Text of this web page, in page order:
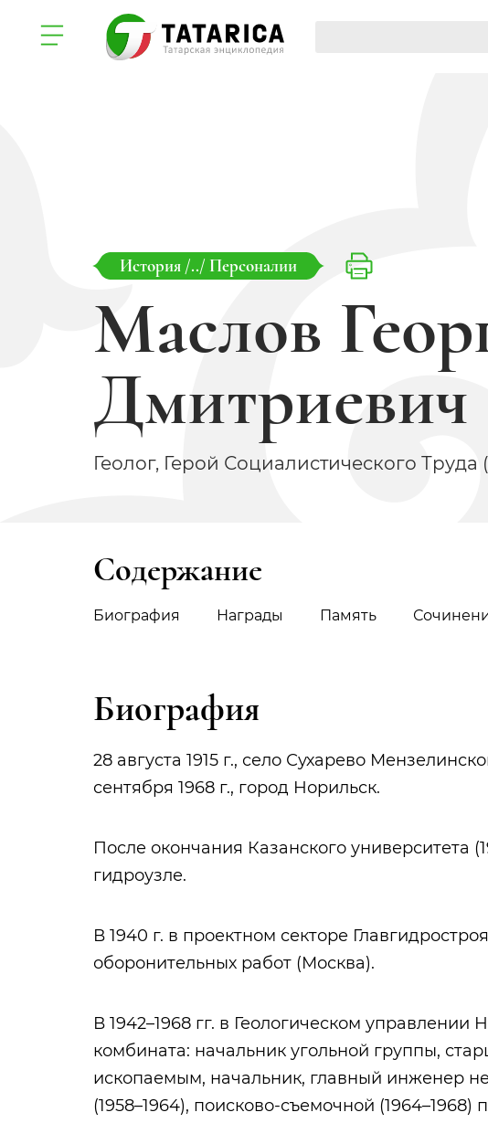
История /../ Персоналии
Маслов
Дмитриевич
Геолог, Герой Социалистического Труда
Содержание
Биография Награды Память
Биография
28 августа 1915 г., село Сухарево
сентября 1968 г., город Норильск.
После окончания Казанского университета
гидроузле.
В 1940 г. в проектном секторе
оборонительных работ (Москва).
В 1942–1968 гг. в Геологическом управлении
комбината: начальник угольной группы,
ископаемым, начальник, главный инженер
(1958–1964), поисково-съемочной (1964–1968)